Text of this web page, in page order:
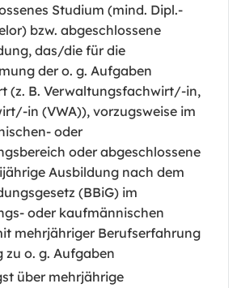
Studium (mind. Dipl.-
bzw. abgeschlossene
das/die für die
der o. g. Aufgaben
(z. B. Verwaltungsfachwirt/-in,
in (VWA)), vorzugsweise im
oder
oder abgeschlossene
Ausbildung nach dem
(BBiG) im
oder kaufmännischen
mehrjähriger Berufserfahrung
zu o. g. Aufgaben
über mehrjährige